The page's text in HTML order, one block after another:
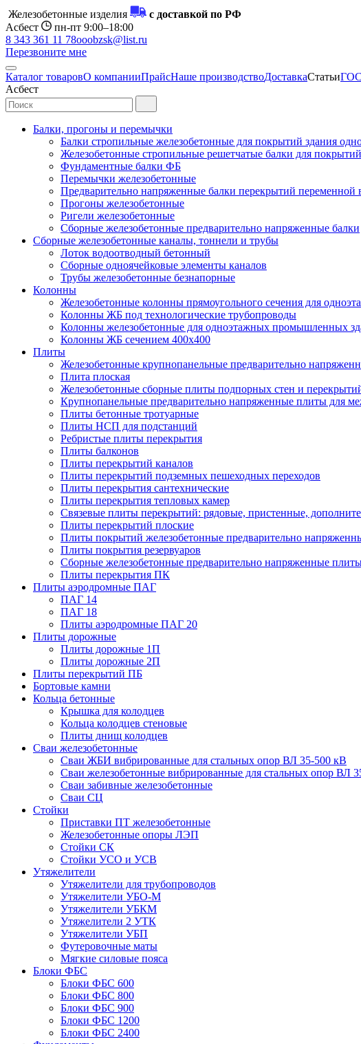
Железобетонные изделия
с доставкой по РФ
Асбест
пн-пт 9:00–18:00
8 343 361 11 78ooobzsk@list.ru
Перезвоните мне
Каталог товаровО компанииПрайсНаше производствоДоставкаСтатьи
Асбест
Балки, прогоны и перемычки
Балки стропильные железобетонные для покрытий здания
Железобетонные стропильные решетчатые балки для
Фундаментные балки ФБ
Перемычки железобетонные
Предварительно напряженные балки перекрытий переменной
Прогоны железобетонные
Ригели железобетонные
Сборные железобетонные предварительно напряженные балки
Сборные железобетонные каналы, тоннели и трубы
Лоток водоотводный бетонный
Сборные одноячейковые элементы каналов
Трубы железобетонные безнапорные
Колонны
Железобетонные колонны прямоугольного сечения для
Колонны ЖБ под технологические трубопроводы
Колонны железобетонные для одноэтажных промышленных
Колонны ЖБ сечением 400х400
Плиты
Железобетонные крупнопанельные предварительно
Плита плоская
Железобетонные сборные плиты подпорных стен и
Крупнопанельные предварительно напряженные плиты для
Плиты бетонные тротуарные
Плиты НСП для подстанций
Ребристые плиты перекрытия
Плиты балконов
Плиты перекрытий каналов
Плиты перекрытий подземных пешеходных переходов
Плиты перекрытия сантехнические
Плиты перекрытия тепловых камер
Связевые плиты перекрытий: рядовые, пристенные,
Плиты перекрытий плоские
Плиты покрытий железобетонные предварительно
Плиты покрытия резервуаров
Сборные железобетонные предварительно напряженные
Плиты перекрытия ПК
Плиты аэродромные ПАГ
ПАГ 14
ПАГ 18
Плиты аэродромные ПАГ 20
Плиты дорожные
Плиты дорожные 1П
Плиты дорожные 2П
Плиты перекрытий ПБ
Бортовые камни
Кольца бетонные
Крышка для колодцев
Кольца колодцев стеновые
Плиты днищ колодцев
Сваи железобетонные
Сваи ЖБИ вибрированные для стальных опор ВЛ 35-500 кВ
Сваи железобетонные вибрированные для стальных опор ВЛ
Сваи забивные железобетонные
Сваи СЦ
Стойки
Приставки ПТ железобетонные
Железобетонные опоры ЛЭП
Стойки СК
Стойки УСО и УСВ
Утяжелители
Утяжелители для трубопроводов
Утяжелители УБО-М
Утяжелители УБКМ
Утяжелители 2 УТК
Утяжелители УБП
Футеровочные маты
Мягкие силовые пояса
Блоки ФБС
Блоки ФБС 600
Блоки ФБС 800
Блоки ФБС 900
Блоки ФБС 1200
Блоки ФБС 2400